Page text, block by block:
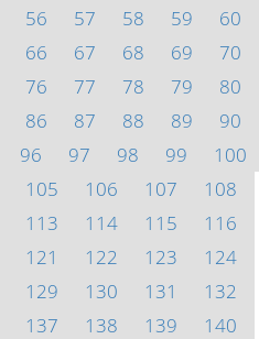
56 57 58 59
60
66 67 68 69
70
76 77 78 79
80
86 87 88 89
90
96 97 98 99
100
105 106 107
108
113 114 115
116
121 122 123
124
129 130 131
132
137 138 139
140